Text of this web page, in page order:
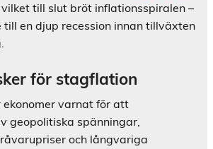
till slut bröt inflationsspiralen –
till en djup recession innan tillväxten
för stagflation
ekonomer varnat för att
geopolitiska spänningar,
och långvariga